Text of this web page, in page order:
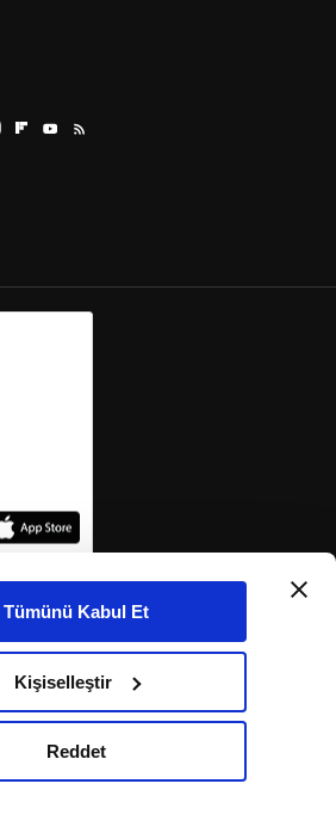
Tümünü Kabul Et
Kişiselleştir
Reddet